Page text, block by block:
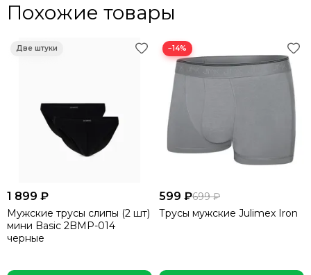
Похожие товары
1 899 ₽
Мужские трусы слипы (2 шт)
мини Basic 2BMP-014
черные
−14%
599 ₽699 ₽
Трусы мужские Julimex Iron